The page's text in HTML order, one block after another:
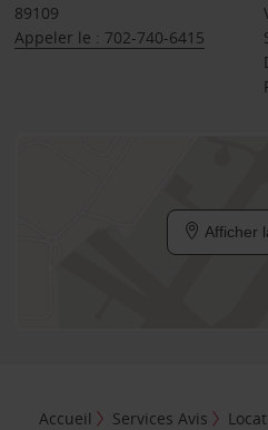
89109
Appeler le : 702-740-6415
Afficher
Accueil Services Avis